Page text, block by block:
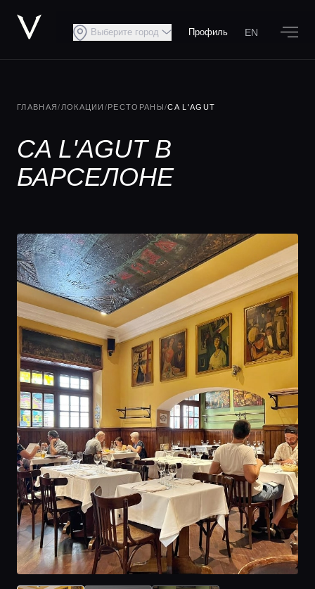
Выберите город Профиль EN
ГЛАВНАЯ/ ЛОКАЦИИ /РЕСТОРАНЫ/CA L'AGUT
CA L'AGUT В
БАРСЕЛОНЕ